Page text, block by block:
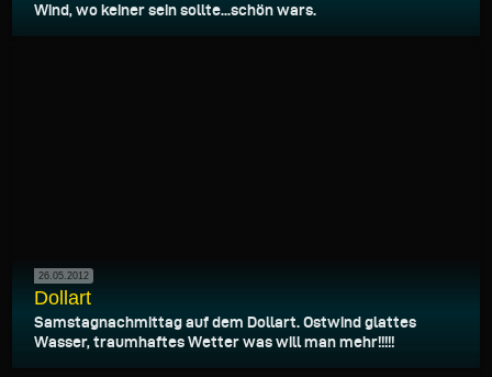
Wind, wo keiner sein sollte...schön wars.
26.05.2012
Dollart
Samstagnachmittag auf dem Dollart. Ostwind glattes
Wasser, traumhaftes Wetter was will man mehr!!!!!